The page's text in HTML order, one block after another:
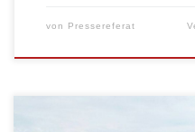
von Pressereferat